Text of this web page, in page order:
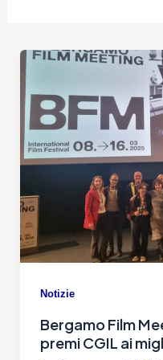
Notizie
Bergamo Film
premi CGIL ai